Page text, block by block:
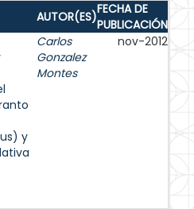
AUTOR(ES)FECHA DE
PUBLICACIÓN
y
Carlos
Gonzalez
Montes
nov-2012